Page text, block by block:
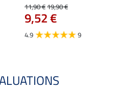
11,90 €19,90 €
9,52 €
4.9 9